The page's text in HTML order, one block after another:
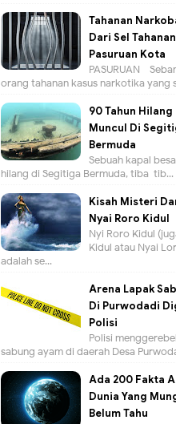
Tahanan
Dari Sel
Pasuruan Kota
PASURUAN -
orang tahanan kasus narkotika yang
90 Tahun Hilang
Muncul Di
Bermuda
Sebuah kapal
hilang di Segitiga Bermuda, tiba-tib...
Kisah Misteri
Nyai Roro Kidul
Nyi Roro Kidul
Kidul atau Nyai
adalah se...
Arena Lapak
Di Purwodadi
Polisi
Polisi
sabung ayam di daerah Desa
Ada 200 Fakta
Dunia Yang
Belum Tahu